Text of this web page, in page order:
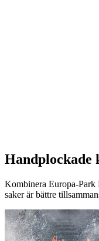
Handplockade
Kombinera Europa-Park
saker är bättre